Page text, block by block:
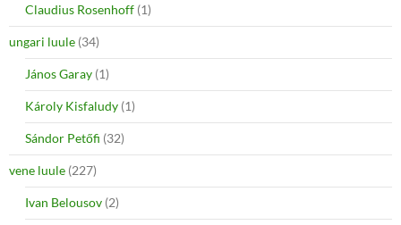
Claudius Rosenhoff (1)
ungari luule (34)
János Garay (1)
Károly Kisfaludy (1)
Sándor Petőfi (32)
vene luule (227)
Ivan Belousov (2)